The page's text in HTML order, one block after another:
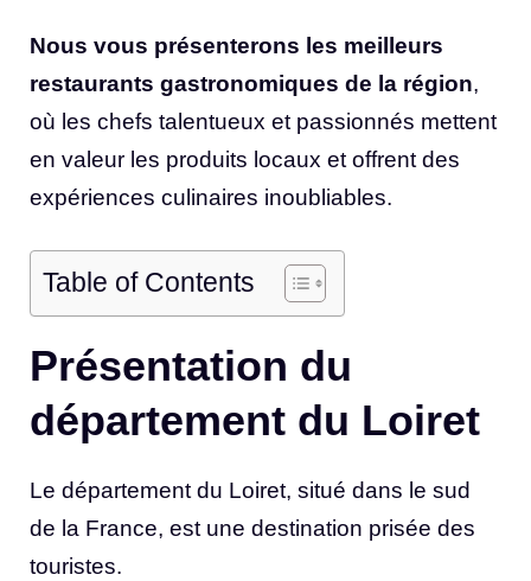
Nous vous présenterons les meilleurs
restaurants gastronomiques de la région,
où les chefs talentueux et passionnés mettent
en valeur les produits locaux et offrent des
expériences culinaires inoubliables.
Table of Contents
Présentation du
département du Loiret
Le département du Loiret, situé dans le sud
de la France, est une destination prisée des
touristes.